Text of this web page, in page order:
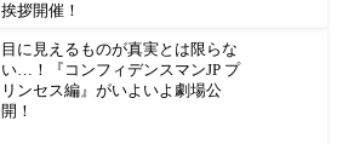
挨拶開催！
目に見えるものが真実とは限らな
い…！『コンフィデンスマンJP プ
リンセス編』がいよいよ劇場公
開！